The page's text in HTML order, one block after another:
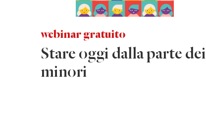
webinar gratuito
Stare oggi dalla parte dei
minori